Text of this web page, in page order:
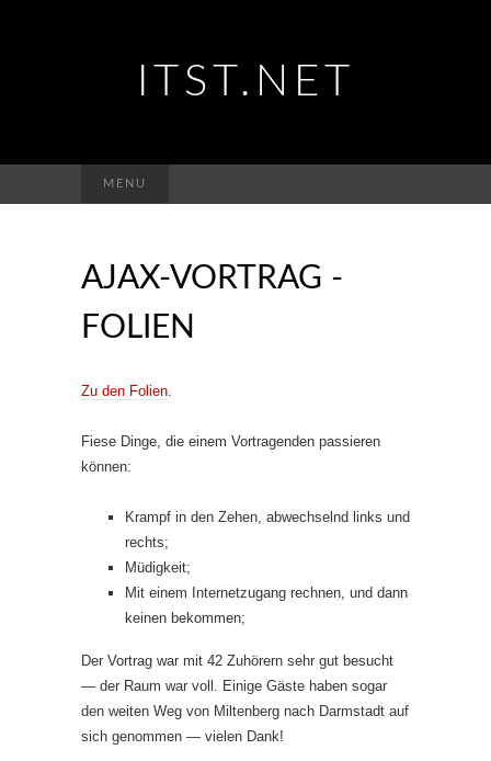
ITST.NET
MENU
nach:
AJAX-VORTRAG -
FOLIEN
Zu den Folien.
Fiese Dinge, die einem Vortragenden passieren
können:
Krampf in den Zehen, abwechselnd links und
rechts;
Müdigkeit;
Mit einem Internetzugang rechnen, und dann
keinen bekommen;
Der Vortrag war mit 42 Zuhörern sehr gut besucht
— der Raum war voll. Einige Gäste haben sogar
den weiten Weg von Miltenberg nach Darmstadt auf
sich genommen — vielen Dank!